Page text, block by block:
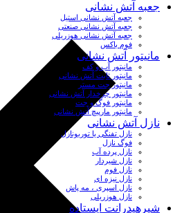
جعبه آتش نشانی
جعبه آتش نشانی استیل
جعبه آتش نشانی صنعتی
جعبه آتش نشانی هوزریلی
فوم باکس
مانیتور آتش نشانی
مانیتور آب و کف
مانیتور ثابت آتش نشانی
مانیتور جت مستر
مانیتور چرخدار آتش نشانی
مانیتور فوگ و جت
مانیتور مارپیچ آتش نشانی
نازل آتش نشانی
نازل تفنگی یا توربونازل
فوگ نازل
نازل پرده آب
نازل شیردار
نازل فوم
نازل نیزه ای
نازل اسپری ، مه پاش
نازل هوزریلی
شیرهیدرانت ایستاده